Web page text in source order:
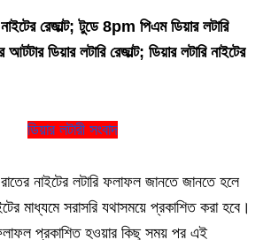
রেজাল্ট; টুডে 8pm পিএম ডিয়ার লটারি
ডিয়ার লটারি রেজাল্ট; ডিয়ার লটারি নাইটের
ডিয়ার লটারী সংবাদ
নাইটের লটারি ফলাফল জানতে জানতে হলে
মাধ্যমে সরাসরি যথাসময়ে প্রকাশিত করা হবে।
ফলাফল প্রকাশিত হওয়ার কিছু সময় পর এই